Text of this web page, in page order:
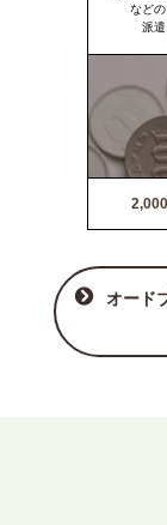
など
派遣
オード